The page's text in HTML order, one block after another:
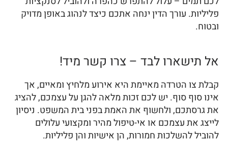
פליליות. עורך הדין ינחה אתכם כיצד לנהוג באופן מדויק
ובטוח.
אל תישארו לבד – צרו קשר מיד!
קבלת צו הטרדה מאיימת היא אירוע מלחיץ ומאיים, אך
אינו סוף סוף. יש לכם זכות מלאה להגן על עצמכם, להציג
את גרסתכם, ולחשוף את האמת בפני בית המשפט. ניסיון
לייצג את עצמכם או אי-טיפול מהיר ומקצועי עלולים
להוביל להשלכות חמורות, הן אישיות והן פליליות.